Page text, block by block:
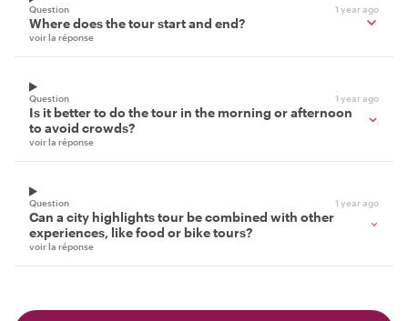
Question 1 year ago
Where does the tour start and end?
voir la réponse
Question 1 year ago
Is it better to do the tour in the morning or afternoon
to avoid crowds?
voir la réponse
Question 1 year ago
Can a city highlights tour be combined with other
experiences, like food or bike tours?
voir la réponse